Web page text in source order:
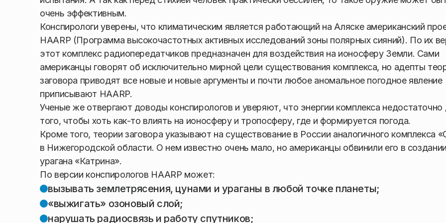
очень эффективным.
Конспирологи уверены, что климатическим является работающий на Аляске американский
HAARP (Программа высокочастотных активных исследований зоны полярных сияний). По их
этот комплекс радиопередатчиков предназначен для воздействия на ионосферу Земли. Сами
американцы говорят об исключительно мирной цели существования комплекса, но адепты
заговора приводят все новые и новые аргументы и почти любое аномальное погодное явление
приписывают HAARP.
Ученые же отвергают доводы конспирологов и уверяют, что энергии комплекса недостаточно
того, чтобы хоть как-то влиять на ионосферу и тропосферу, где и формируется погода.
Кроме того, теории заговора указывают на существование в России аналогичного комплекса
в Нижегородской области. О нем известно очень мало, но американцы обвинили его в создании
урагана «Катрина».
По версии конспирологов HAARP может:
вызывать землетрясения, цунами и ураганы в любой точке планеты;
«выжигать» озоновый слой;
нарушать радиосвязь и работу спутников;